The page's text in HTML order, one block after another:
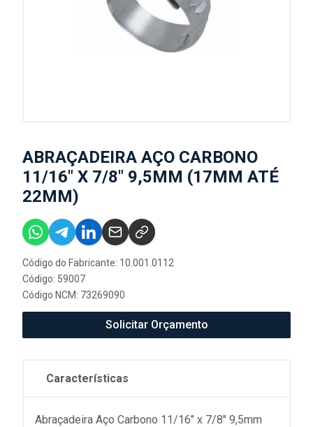
ABRAÇADEIRA AÇO CARBONO
11/16" X 7/8" 9,5MM (17MM ATÉ
22MM)
Código do Fabricante: 10.001.0112
Código: 59007
Código NCM: 73269090
Solicitar Orçamento
Características
Abraçadeira Aço Carbono 11/16" x 7/8" 9,5mm